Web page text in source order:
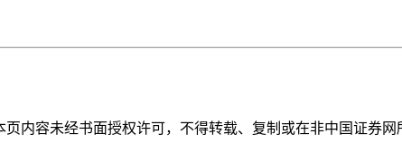
内容未经书面授权许可，不得转载、复制或在非中国证券